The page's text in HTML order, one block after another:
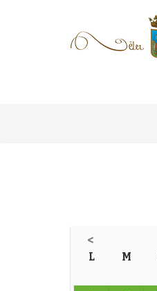
<
L M